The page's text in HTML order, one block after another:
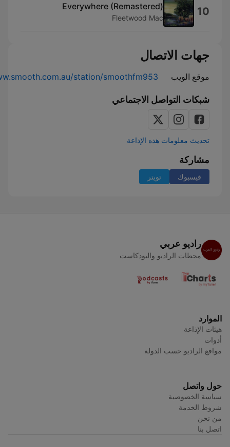
10
Everywhere (Remastered)
Fleetwood Mac
جهات الاتصال
موقع الويب station/smoothfm953
شبكات التواصل الاجتماعي
تحديث معلومات هذه الإذاعة
مشاركة
فيسبوك تويتر
راديو عربي
محطات الراديو والبودكاست
الموارد
هيئات الإذاعة
أدوات
مواقع الراديو حسب الدولة
حول واتصل
سياسة الخصوصية
شروط الخدمة
من نحن
اتصل بنا